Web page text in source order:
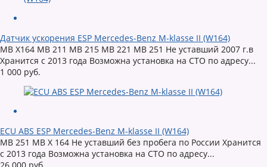
Датчик ускорения ESP Mercedes-Benz M-klasse II (W164)
MB X164 MB 211 MB 215 MB 221 MB 251 Не уставший 2007 г.в
Хранится с 2013 года Возможна установка на СТО по адресу...
1 000 руб.
ECU ABS ESP Mercedes-Benz M-klasse II (W164)
MB 251 MB X 164 Не уставший без пробега по России Хранится
с 2013 года Возможна установка на СТО по адресу...